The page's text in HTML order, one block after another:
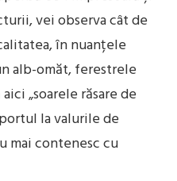
vei observa cât de
în nuanțele
alb-omăt, ferestrele
„soarele răsare de
la valurile de
mai contenesc cu